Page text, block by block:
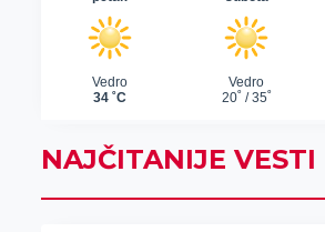
NAJČITANIJE VESTI